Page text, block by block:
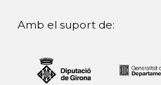
Amb el suport de: